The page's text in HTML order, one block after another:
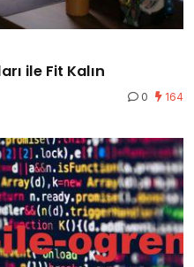
ile Fit Kalın
0 164